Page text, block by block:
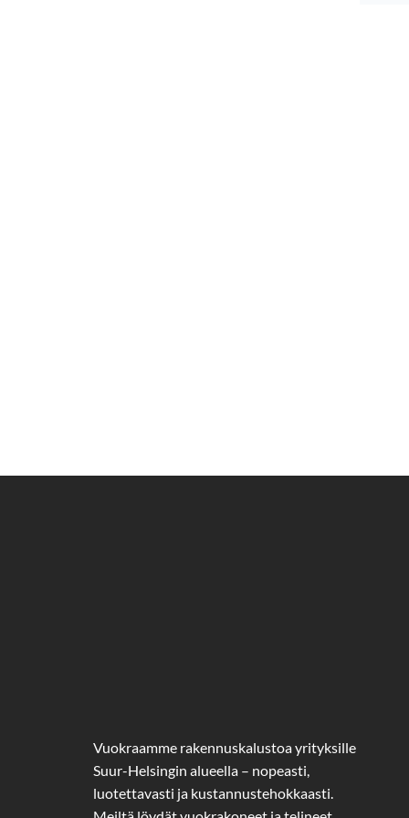
Vuokraamme rakennuskalustoa yrityksille
Suur-Helsingin alueella – nopeasti,
luotettavasti ja kustannustehokkaasti.